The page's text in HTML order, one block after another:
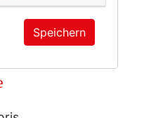
Speichern